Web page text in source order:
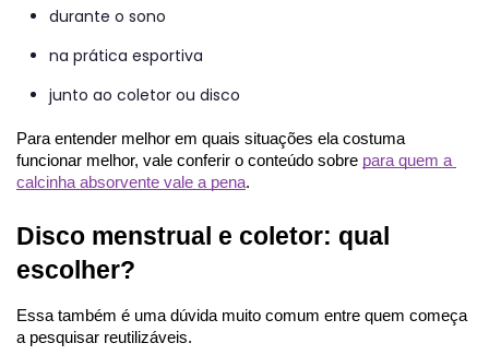
durante o sono
na prática esportiva
junto ao coletor ou disco
Para entender melhor em quais situações ela costuma
funcionar melhor, vale conferir o conteúdo sobre para quem a
calcinha absorvente vale a pena.
Disco menstrual e coletor: qual
escolher?
Essa também é uma dúvida muito comum entre quem começa
a pesquisar reutilizáveis.